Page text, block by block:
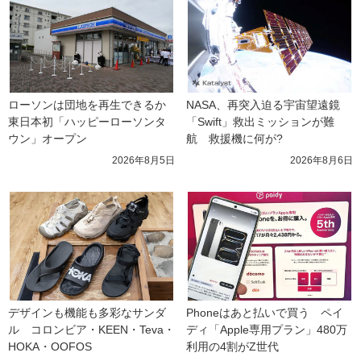
ローソンは団地を再生できるか
東日本初「ハッピーローソンタ
ウン」オープン
2026年8月5日
NASA、再突入迫る宇宙望遠鏡
「Swift」救出ミッションが難
航　救援機に何が?
2026年8月6日
デザインも機能も多彩なサンダ
ル　コロンビア・KEEN・Teva・
HOKA・OOFOS
Phoneはあと払いで買う　ペイ
ディ「Apple専用プラン」480万
利用の4割がZ世代